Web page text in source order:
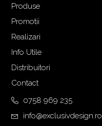
Produse
Promotii
Realizari
Info Utile
Distribuitori
Contact
0758 969 235
info@exclusivdesign.ro